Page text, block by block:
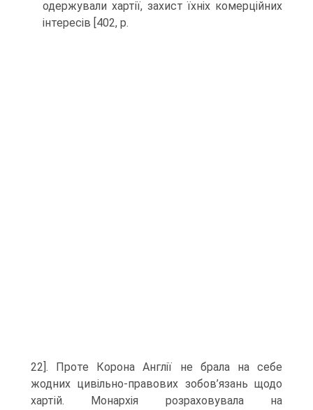
одержували хартії, захист їхніх комерційних
інтересів [402, р.
22]. Проте Корона Англії не брала на себе
жодних цивільно-правових зобов’язань щодо
хартій. Монархія розраховувала на